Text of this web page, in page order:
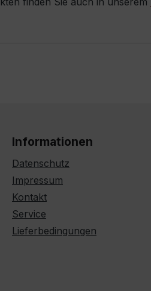
Informationen
Datenschutz
Impressum
Kontakt
Service
Lieferbedingungen